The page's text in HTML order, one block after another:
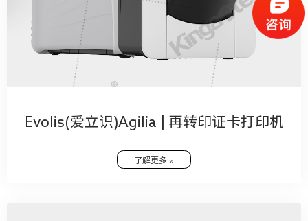
Evolis(爱立识)Agilia | 再转印证卡打印机
了解更多 »